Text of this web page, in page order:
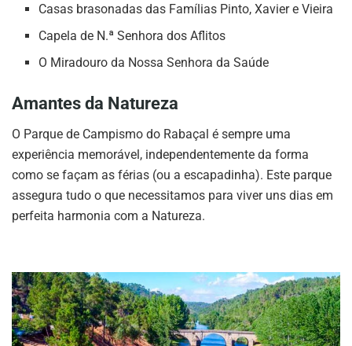
Casas brasonadas das Famílias Pinto, Xavier e Vieira
Capela de N.ª Senhora dos Aflitos
O Miradouro da Nossa Senhora da Saúde
Amantes da Natureza
O Parque de Campismo do Rabaçal é sempre uma
experiência memorável, independentemente da forma
como se façam as férias (ou a escapadinha). Este parque
assegura tudo o que necessitamos para viver uns dias em
perfeita harmonia com a Natureza.